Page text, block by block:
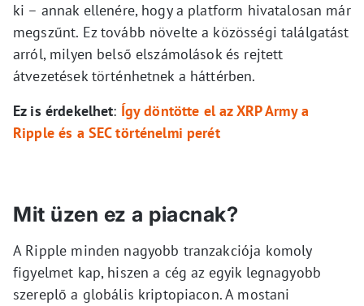
ki – annak ellenére, hogy a platform hivatalosan már
megszűnt. Ez tovább növelte a közösségi találgatást
arról, milyen belső elszámolások és rejtett
átvezetések történhetnek a háttérben.
Ez is érdekelhet: Így döntötte el az XRP Army a
Ripple és a SEC történelmi perét
Mit üzen ez a piacnak?
A Ripple minden nagyobb tranzakciója komoly
figyelmet kap, hiszen a cég az egyik legnagyobb
szereplő a globális kriptopiacon. A mostani